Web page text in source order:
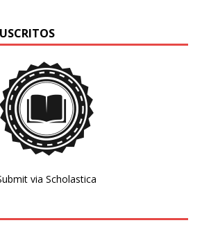
via Scholastica